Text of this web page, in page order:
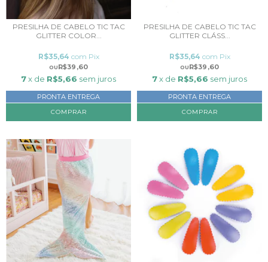
PRESILHA DE CABELO TIC TAC
GLITTER COLOR...
R$39,60
R$35,64 com Pix
7x de R$5,66 sem juros
PRONTA ENTREGA
COMPRAR
PRESILHA DE CABELO TIC TAC
GLITTER CLÁSS...
R$39,60
R$35,64 com Pix
7x de R$5,66 sem juros
PRONTA ENTREGA
COMPRAR